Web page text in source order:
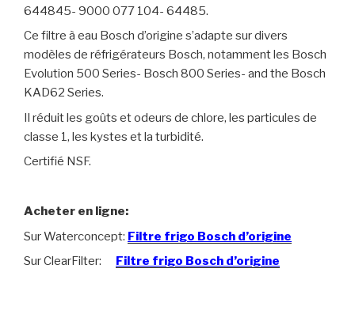
644845- 9000 077 104- 64485.
Ce filtre à eau Bosch d’origine s’adapte sur divers
modèles de réfrigérateurs Bosch, notamment les Bosch
Evolution 500 Series- Bosch 800 Series- and the Bosch
KAD62 Series.
Il réduit les goûts et odeurs de chlore, les particules de
classe 1, les kystes et la turbidité.
Certifié NSF.
Acheter en ligne:
Sur Waterconcept: Filtre frigo Bosch d’origine
Sur ClearFilter: Filtre frigo Bosch d’origine